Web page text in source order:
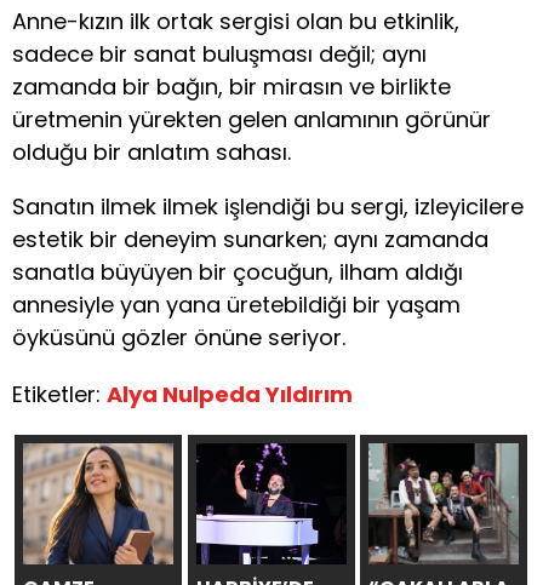
Anne-kızın ilk ortak sergisi olan bu etkinlik,
sadece bir sanat buluşması değil; aynı
zamanda bir bağın, bir mirasın ve birlikte
üretmenin yürekten gelen anlamının görünür
olduğu bir anlatım sahası.
Sanatın ilmek ilmek işlendiği bu sergi, izleyicilere
estetik bir deneyim sunarken; aynı zamanda
sanatla büyüyen bir çocuğun, ilham aldığı
annesiyle yan yana üretebildiği bir yaşam
öyküsünü gözler önüne seriyor.
Etiketler: Alya Nulpeda Yıldırım